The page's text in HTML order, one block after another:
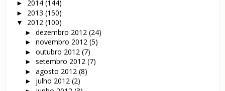
► 2014(144)
► 2013(150)
▼ 2012(100)
► dezembro 2012 (24)
► novembro 2012 (5)
► outubro 2012 (7)
► setembro 2012 (7)
► agosto 2012 (8)
► julho 2012 (2)